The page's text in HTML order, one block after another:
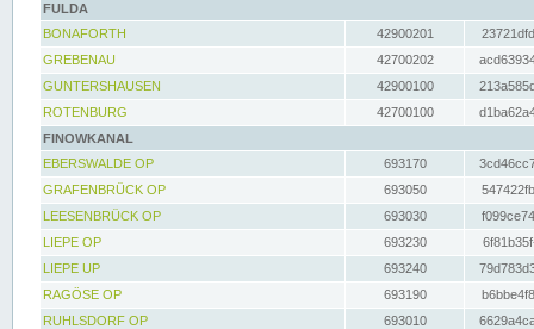
FULDA
BONAFORTH
42900201
GREBENAU
42700202
GUNTERSHAUSEN
42900100
ROTENBURG
42700100
FINOWKANAL
EBERSWALDE OP
693170
GRAFENBRÜCK OP
693050
LEESENBRÜCK OP
693030
LIEPE OP
693230
LIEPE UP
693240
RAGÖSE OP
693190
RUHLSDORF OP
693010